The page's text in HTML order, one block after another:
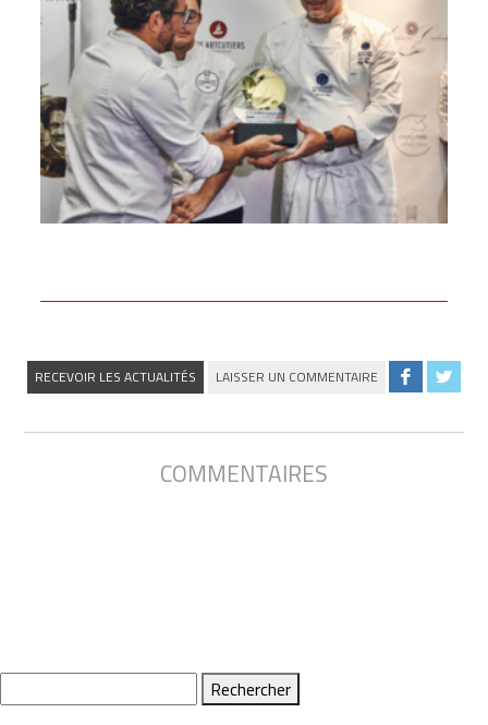
RECEVOIR LES ACTUALITÉS LAISSER UN COMMENTAIRE
COMMENTAIRES